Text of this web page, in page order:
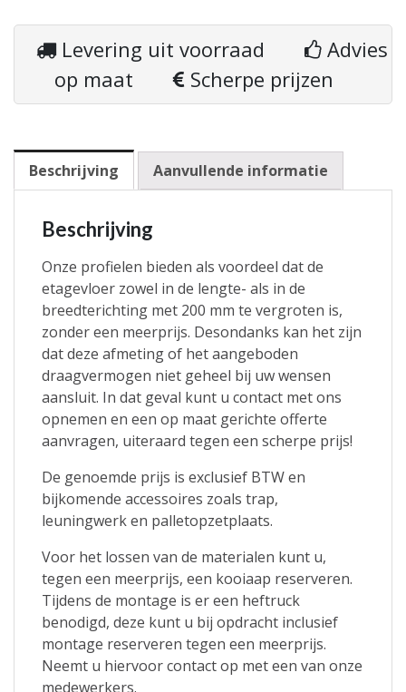
Levering uit voorraad
Advies
op maat
Scherpe prijzen
Beschrijving Aanvullende informatie
Beschrijving
Onze profielen bieden als voordeel dat de
etagevloer zowel in de lengte- als in de
breedterichting met 200 mm te vergroten is,
zonder een meerprijs. Desondanks kan het zijn
dat deze afmeting of het aangeboden
draagvermogen niet geheel bij uw wensen
aansluit. In dat geval kunt u contact met ons
opnemen en een op maat gerichte offerte
aanvragen, uiteraard tegen een scherpe prijs!
De genoemde prijs is exclusief BTW en
bijkomende accessoires zoals trap,
leuningwerk en palletopzetplaats.
Voor het lossen van de materialen kunt u,
tegen een meerprijs, een kooiaap reserveren.
Tijdens de montage is er een heftruck
benodigd, deze kunt u bij opdracht inclusief
montage reserveren tegen een meerprijs.
Neemt u hiervoor contact op met een van onze
medewerkers.